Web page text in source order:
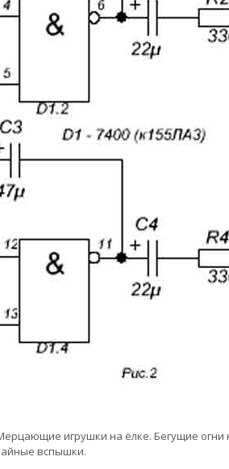
игрушки на ёлке. Бегущие огни
вспышки.